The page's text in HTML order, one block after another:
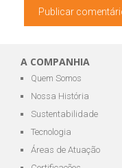
A COMPANHIA
Quem Somos
Nossa História
Sustentabilidade
Tecnologia
Áreas de Atuação